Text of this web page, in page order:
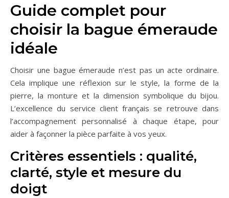
Guide complet pour
choisir la bague émeraude
idéale
Choisir une bague émeraude n’est pas un acte ordinaire.
Cela implique une réflexion sur le style, la forme de la
pierre, la monture et la dimension symbolique du bijou.
L’excellence du service client français se retrouve dans
l’accompagnement personnalisé à chaque étape, pour
aider à façonner la pièce parfaite à vos yeux.
Critères essentiels : qualité,
clarté, style et mesure du
doigt